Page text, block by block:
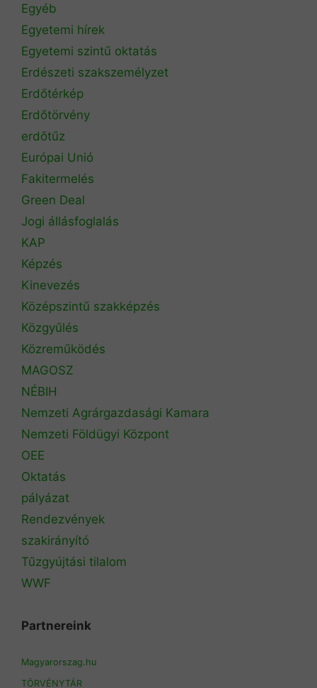
Egyéb
Egyetemi hírek
Egyetemi szintű oktatás
Erdészeti szakszemélyzet
Erdőtérkép
Erdőtörvény
erdőtűz
Európai Unió
Fakitermelés
Green Deal
Jogi állásfoglalás
KAP
Képzés
Kinevezés
Középszintű szakképzés
Közgyűlés
Közreműködés
MAGOSZ
NÉBIH
Nemzeti Agrárgazdasági Kamara
Nemzeti Földügyi Központ
OEE
Oktatás
pályázat
Rendezvények
szakirányító
Tűzgyújtási tilalom
WWF
Partnereink
Magyarorszag.hu
TÖRVÉNYTÁR